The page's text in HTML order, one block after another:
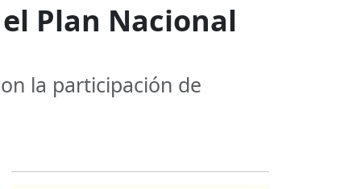
Plan Nacional
la participación de